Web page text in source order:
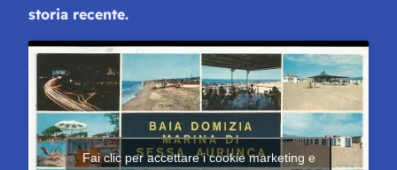
storia recente.
Fai clic per accettare i cookie marketing e